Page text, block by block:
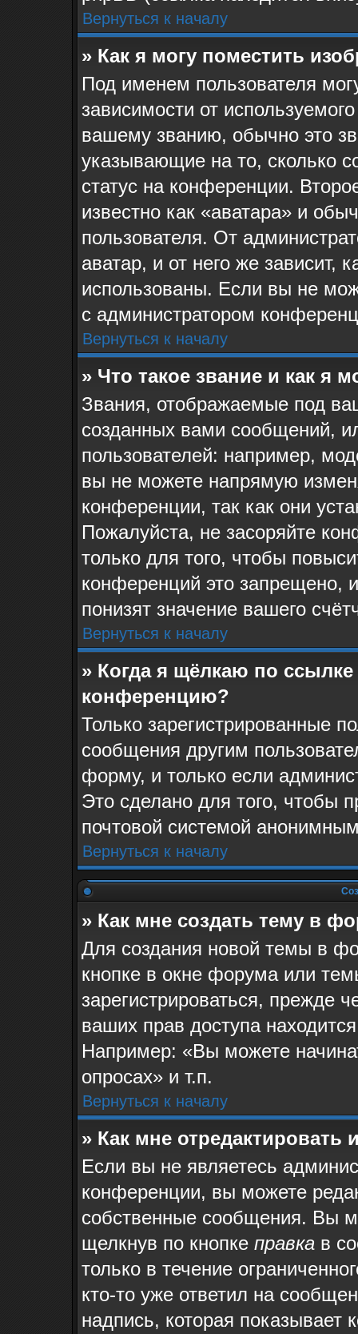
Вернуться к началу
» Как я могу поместить
Под именем пользователя
зависимости от
вашему званию, обычно это
указывающие на то, сколько
статус на конференции.
известно как «аватара» и
пользователя. От
аватар, и от него же зависит,
использованы. Если вы не
с администратором
Вернуться к началу
» Что такое звание и как я
Звания, отображаемые под
созданных вами сообщений,
пользователей: например,
вы не можете напрямую
конференции, так как они
Пожалуйста, не засоряйте
только для того, чтобы
конференций это запрещено,
понизят значение вашего
Вернуться к началу
» Когда я щёлкаю по
конференцию?
Только зарегистрированные
сообщения другим
форму, и только если
Это сделано для того, чтобы
почтовой системой
Вернуться к началу
» Как мне создать тему в
Для создания новой темы в
кнопке в окне форума или
зарегистрироваться, прежде
ваших прав доступа
Например: «Вы можете
опросах» и т.п.
Вернуться к началу
» Как мне отредактировать
Если вы не являетесь
конференции, вы можете
собственные сообщения. Вы
щелкнув по кнопке правка в
только в течение
кто-то уже ответил на
надпись, которая показывает